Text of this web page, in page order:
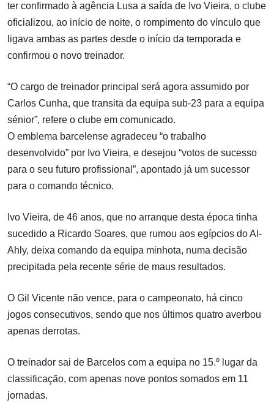
ter confirmado à agência Lusa a saída de Ivo Vieira, o clube
oficializou, ao início de noite, o rompimento do vínculo que
ligava ambas as partes desde o início da temporada e
confirmou o novo treinador.
“O cargo de treinador principal será agora assumido por
Carlos Cunha, que transita da equipa sub-23 para a equipa
sénior”, refere o clube em comunicado.
O emblema barcelense agradeceu “o trabalho
desenvolvido” por Ivo Vieira, e desejou “votos de sucesso
para o seu futuro profissional”, apontado já um sucessor
para o comando técnico.
Ivo Vieira, de 46 anos, que no arranque desta época tinha
sucedido a Ricardo Soares, que rumou aos egípcios do Al-
Ahly, deixa comando da equipa minhota, numa decisão
precipitada pela recente série de maus resultados.
O Gil Vicente não vence, para o campeonato, há cinco
jogos consecutivos, sendo que nos últimos quatro averbou
apenas derrotas.
O treinador sai de Barcelos com a equipa no 15.º lugar da
classificação, com apenas nove pontos somados em 11
jornadas.